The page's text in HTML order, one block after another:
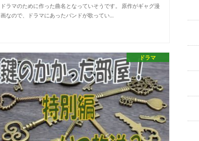
ドラマのために作った曲名となっていそうです。 原作がギャグ漫
画なので、ドラマにあったバンドが歌ってい…
ドラマ